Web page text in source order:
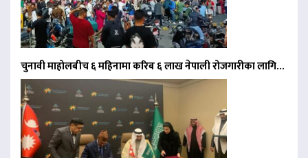
चुनावी माहोलबीच ६ महिनामा करिब ६ लाख नेपाली रोजगारीका लागि…